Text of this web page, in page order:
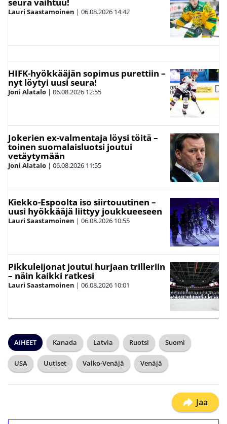
Lauri Saastamoinen | 06.08.2026 14:42
HIFK-hyökkääjän sopimus purettiin –
nyt löytyi uusi seura!
Joni Alatalo | 06.08.2026 12:55
Jokerien ex-valmentaja löysi töitä –
toinen suomalaisluotsi joutui
vetäytymään
Joni Alatalo | 06.08.2026 11:55
Kiekko-Espoolta iso siirtouutinen –
uusi hyökkääjä liittyy joukkueeseen
Lauri Saastamoinen | 06.08.2026 10:55
Pikkuleijonat joutui hurjaan trilleriin
– näin kaikki ratkesi
Lauri Saastamoinen | 06.08.2026 10:01
AIHEET Kanada Latvia Ruotsi Suomi
USA Uutiset Valko-Venäjä Venäjä
Jaa